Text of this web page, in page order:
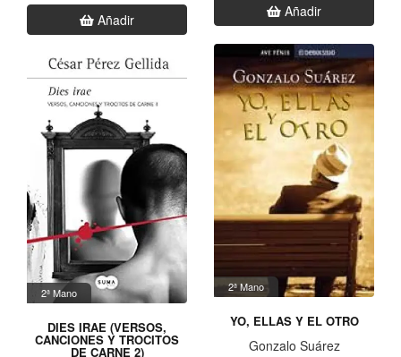
Añadir
Añadir
2ª Mano
DIES IRAE (VERSOS,
CANCIONES Y TROCITOS
DE CARNE 2)
2ª Mano
YO, ELLAS Y EL OTRO
Gonzalo Suárez